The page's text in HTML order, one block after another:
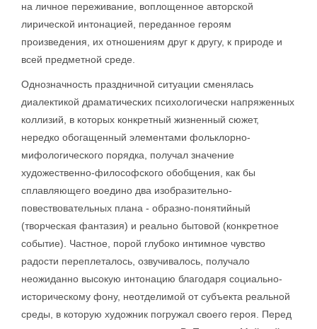
на личное переживание, воплощенное авторской
лирической интонацией, переданное героям
произведения, их отношениям друг к другу, к природе и
всей предметной среде.
Однозначность праздничной ситуации сменялась
диалектикой драматических психологически напряженных
коллизий, в которых конкретный жизненный сюжет,
нередко обогащенный элементами фольклорно-
мифологического порядка, получал значение
художественно-философского обобщения, как бы
сплавляющего воедино два изобразительно-
повествовательных плана - образно-понятийный
(творческая фантазия) и реально бытовой (конкретное
событие). Частное, порой глубоко интимное чувство
радости переплеталось, озвучивалось, получало
неожиданно высокую интонацию благодаря социально-
историческому фону, неотделимой от субъекта реальной
среды, в которую художник погружал своего героя. Перед